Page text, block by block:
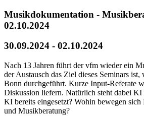
Musikdokumentation -
02.10.2024
30.09.2024 - 02.10.2024
Nach 13 Jahren führt der vfm wieder ein
der Austausch das Ziel dieses Seminars ist,
Bonn durchgeführt. Kurze Input-Referate
Diskussion liefern. Natürlich steht dabei
KI bereits eingesetzt? Wohin bewegen
und Musikberatung?